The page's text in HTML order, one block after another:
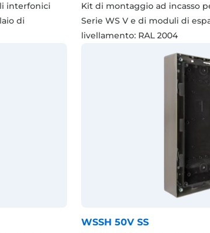
interfonici
di
Kit di montaggio ad incasso
Serie WS V e di moduli di
livellamento: RAL 2004
WSSH 50V SS